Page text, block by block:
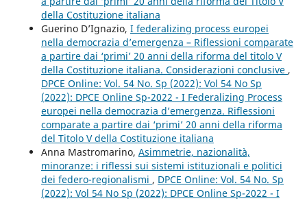
della Costituzione italiana
Guerino D’Ignazio, I federalizing process europei
nella democrazia d’emergenza – Riflessioni comparate
a partire dai ‘primi’ 20 anni della riforma del titolo V
della Costituzione italiana. Considerazioni conclusive ,
DPCE Online: Vol. 54 No. Sp (2022): Vol 54 No Sp
(2022): DPCE Online Sp-2022 - I Federalizing Process
europei nella democrazia d’emergenza. Riflessioni
comparate a partire dai ‘primi’ 20 anni della riforma
del Titolo V della Costituzione italiana
Anna Mastromarino, Asimmetrie, nazionalità,
minoranze: i riflessi sui sistemi istituzionali e politici
dei federo-regionalismi , DPCE Online: Vol. 54 No. Sp
(2022): Vol 54 No Sp (2022): DPCE Online Sp-2022 - I